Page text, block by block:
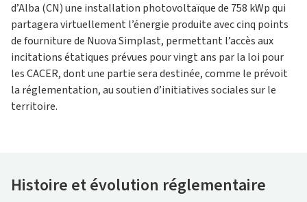
d’Alba (CN) une installation photovoltaïque de 758 kWp qui
partagera virtuellement l’énergie produite avec cinq points
de fourniture de Nuova Simplast, permettant l’accès aux
incitations étatiques prévues pour vingt ans par la loi pour
les CACER, dont une partie sera destinée, comme le prévoit
la réglementation, au soutien d’initiatives sociales sur le
territoire.
Histoire et évolution réglementaire